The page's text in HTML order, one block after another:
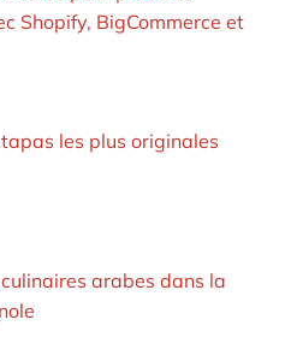
Shopify, BigCommerce et
les plus originales
arabes dans la